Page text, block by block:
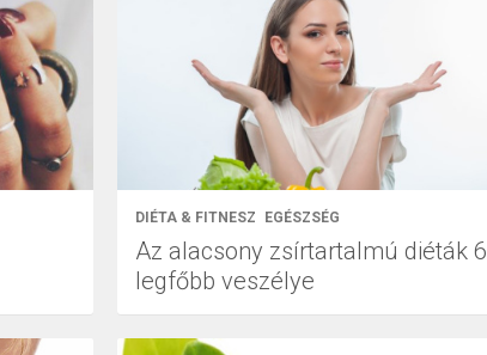
DIÉTA & FITNESZ EGÉSZSÉG
Az alacsony zsírtartalmú diéták 6
legfőbb veszélye